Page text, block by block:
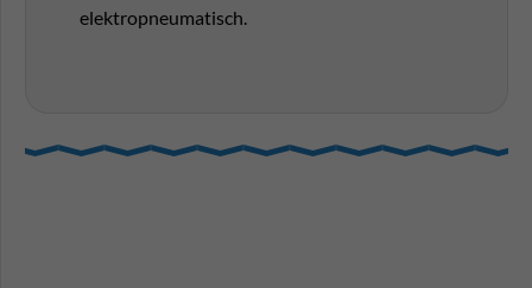
elektropneumatisch.